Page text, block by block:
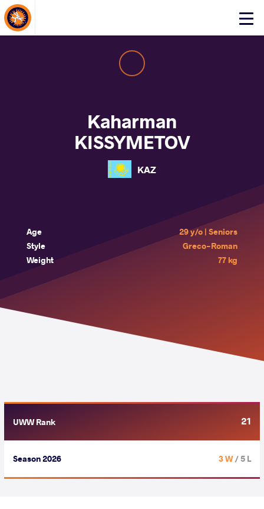
Click
About Events
Kaharman
KISSYMETOV
KAZ
Age
29 y/o | Seniors
Style
Greco-Roman
Weight
77 kg
UWW Rank 21
Season 2026 3 W/ 5 L